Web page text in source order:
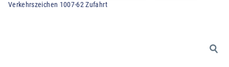
Verkehrszeichen 1007-62 Zufahrt